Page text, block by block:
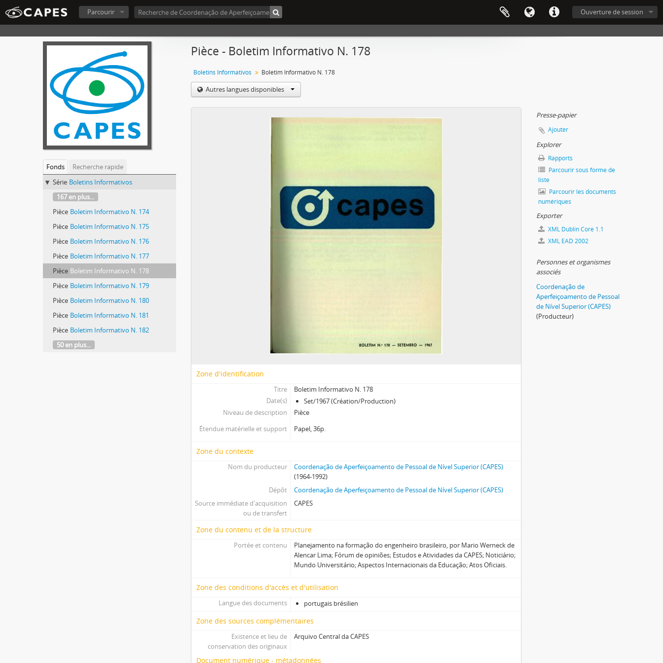
Ouverture de session
Parcourir
Fonds
Recherche rapide
Série Boletins Informativos
167 en plus...
Pièce Boletim Informativo N. 174
Pièce Boletim Informativo N. 175
Pièce Boletim Informativo N. 176
Pièce Boletim Informativo N. 177
Pièce Boletim Informativo N. 178
Pièce Boletim Informativo N. 179
Pièce Boletim Informativo N. 180
Pièce Boletim Informativo N. 181
Pièce Boletim Informativo N. 182
50 en plus...
Pièce - Boletim Informativo N. 178
Boletins Informativos Boletim Informativo N. 178
Autres langues disponibles
Zone d'identification
Titre
Boletim Informativo N. 178
Date(s)
Set/1967 (Création/Production)
Niveau de description
Pièce
Étendue matérielle et support
Papel, 36p.
Zone du contexte
Nom du producteur
Coordenação de Aperfeiçoamento de Pessoal de Nível Superior (CAPES)
(1964-1992)
Dépôt
Coordenação de Aperfeiçoamento de Pessoal de Nível Superior (CAPES)
Source immédiate d'acquisition
ou de transfert
CAPES
Zone du contenu et de la structure
Portée et contenu
Planejamento na formação do engenheiro brasileiro, por Mario Werneck de
Alencar Lima; Fórum de opiniões; Estudos e Atividades da CAPES; Noticiário;
Mundo Universitário; Aspectos Internacionais da Educação; Atos Oficiais.
Zone des conditions d'accès et d'utilisation
Langue des documents portugais brésilien
Zone des sources complémentaires
Existence et lieu de
conservation des originaux
Arquivo Central da CAPES
Document numérique - métadonnées
Presse-papier
Ajouter
Explorer
Rapports
Parcourir sous forme de
liste
Parcourir les documents
numériques
Exporter
XML Dublin Core 1.1
XML EAD 2002
Personnes et organismes
associés
Coordenação de
Aperfeiçoamento de Pessoal
de Nível Superior (CAPES)
(Producteur)